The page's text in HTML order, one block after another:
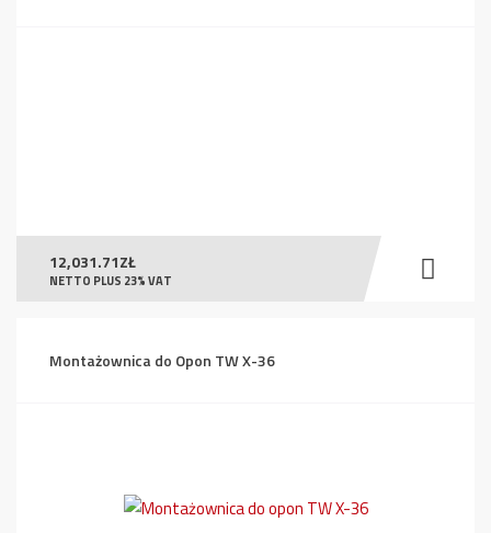
12,031.71ZŁ
NETTO PLUS 23% VAT
Montażownica do Opon TW X-36